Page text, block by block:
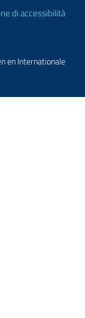
di accessibilità
en Internationale